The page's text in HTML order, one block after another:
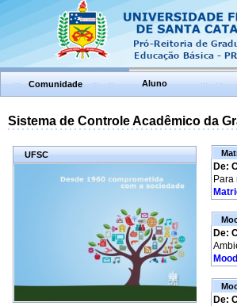
Comunidade Aluno
Sistema de Controle Acadêmico da
UFSC
De:
De:
De: